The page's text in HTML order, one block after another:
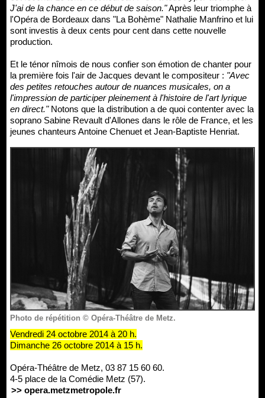
J'ai de la chance en ce début de saison."Après leur triomphe à
l'Opéra de Bordeaux dans "La Bohème" Nathalie Manfrino et lui
sont investis à deux cents pour cent dans cette nouvelle
production.
Et le ténor nîmois de nous confier son émotion de chanter pour
la première fois l'air de Jacques devant le compositeur : "Avec
des petites retouches autour de nuances musicales, on a
l'impression de participer pleinement à l'histoire de l'art lyrique
en direct."Notons que la distribution a de quoi contenter avec la
soprano Sabine Revault d'Allones dans le rôle de France, et les
jeunes chanteurs Antoine Chenuet et Jean-Baptiste Henriat.
Photo de répétition © Opéra-Théâtre de Metz.
Vendredi 24 octobre 2014 à 20 h.
Dimanche 26 octobre 2014 à 15 h.
Opéra-Théâtre de Metz, 03 87 15 60 60.
4-5 place de la Comédie Metz (57).
>> opera.metzmetropole.fr